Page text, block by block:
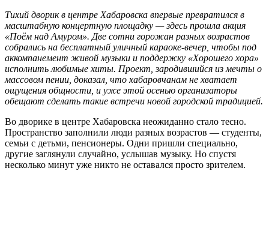
Тихий дворик в центре Хабаровска впервые превратился в
масштабную концертную площадку — здесь прошла акция
«Поём над Амуром». Две сотни горожан разных возрастов
собрались на бесплатный уличный караоке-вечер, чтобы под
аккомпанемент живой музыки и поддержку «Хорошего хора»
исполнить любимые хиты. Проект, зародившийся из мечты о
массовом пении, доказал, что хабаровчанам не хватает
ощущения общности, и уже этой осенью организаторы
обещают сделать такие встречи новой городской традицией.
Во дворике в центре Хабаровска неожиданно стало тесно.
Пространство заполнили люди разных возрастов — студенты,
семьи с детьми, пенсионеры. Одни пришли специально,
другие заглянули случайно, услышав музыку. Но спустя
несколько минут уже никто не оставался просто зрителем.